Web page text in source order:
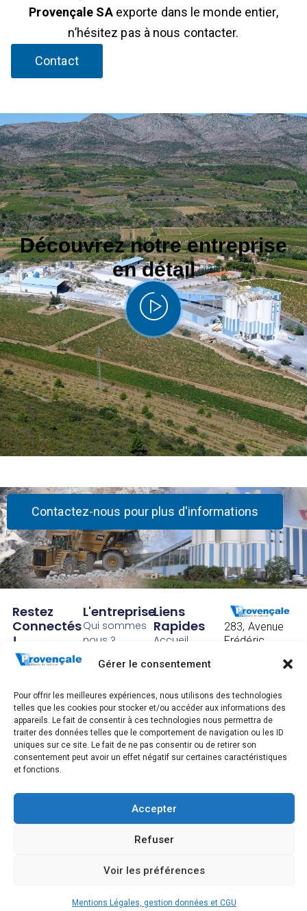
Gérer le consentement
Pour offrir les meilleures expériences, nous utilisons des technologies
telles que les cookies pour stocker et/ou accéder aux informations des
appareils. Le fait de consentir à ces technologies nous permettra de
traiter des données telles que le comportement de navigation ou les ID
uniques sur ce site. Le fait de ne pas consentir ou de retirer son
consentement peut avoir un effet négatif sur certaines caractéristiques
et fonctions.
Accepter
Refuser
Voir les préférences
Mentions Légales, gestion données et CGU
Provençale SA exporte dans le monde entier,
n’hésitez pas à nous contacter.
Contact
Découvrez notre entreprise
en détail
Contactez-nous pour plus d'informations
283, Avenue
Frédéric
Brignoles
cedex
Tél. : +33 4 94
72 83 00
L'entreprise
Qui sommes
nous ?
Notre histoire
Recrutement
Liens
Rapides
Accueil
Contact
Mentions
légales,
gestion
données
personnelles
Restez
Connectés
!
Abonnez
recevoir
nos
actualités.
© 2026 Tous droits réservés